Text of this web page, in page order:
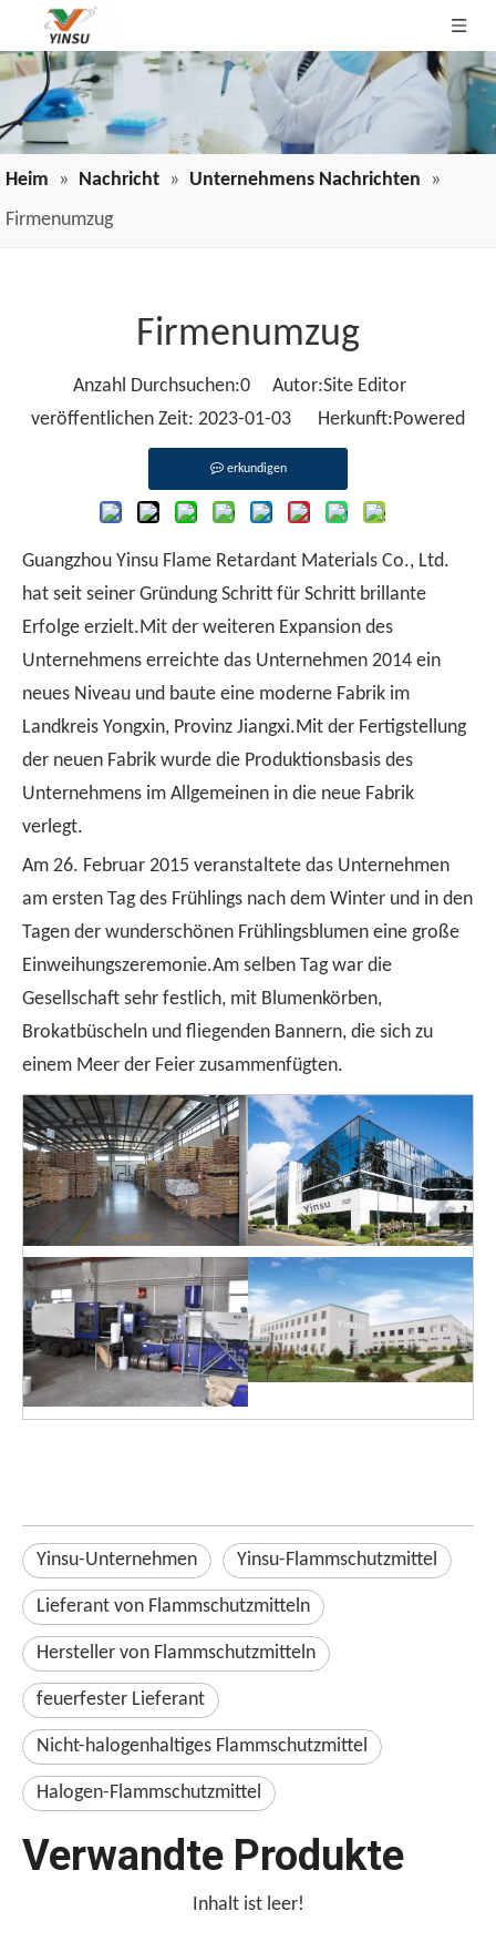
Heim » Nachricht » Unternehmens Nachrichten
»
Firmenumzug
Firmenumzug
Anzahl Durchsuchen:0Autor:Site Editor
veröffentlichen Zeit: 2023-01-03 Herkunft:Powered
erkundigen
Guangzhou Yinsu Flame Retardant Materials Co., Ltd.
hat seit seiner Gründung Schritt für Schritt brillante
Erfolge erzielt.Mit der weiteren Expansion des
Unternehmens erreichte das Unternehmen 2014 ein
neues Niveau und baute eine moderne Fabrik im
Landkreis Yongxin, Provinz Jiangxi.Mit der Fertigstellung
der neuen Fabrik wurde die Produktionsbasis des
Unternehmens im Allgemeinen in die neue Fabrik
verlegt.
Am 26. Februar 2015 veranstaltete das Unternehmen
am ersten Tag des Frühlings nach dem Winter und in den
Tagen der wunderschönen Frühlingsblumen eine große
Einweihungszeremonie.Am selben Tag war die
Gesellschaft sehr festlich, mit Blumenkörben,
Brokatbüscheln und fliegenden Bannern, die sich zu
einem Meer der Feier zusammenfügten.
Yinsu-Unternehmen Yinsu-Flammschutzmittel
Lieferant von Flammschutzmitteln
Hersteller von Flammschutzmitteln
feuerfester Lieferant
Nicht-halogenhaltiges Flammschutzmittel
Halogen-Flammschutzmittel
Verwandte Produkte
Inhalt ist leer!